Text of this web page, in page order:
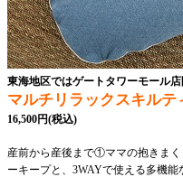
東海地区ではゲートタワーモール
マルチリラックスキル
16,500円(税込)
産前から産後まで①ママの抱きま
ーキープと、3WAYで使える多機能